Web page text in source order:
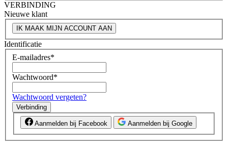
VERBINDING
Nieuwe klant
IK MAAK MIJN ACCOUNT AAN
Identificatie
E-mailadres*
Wachtwoord*
Wachtwoord vergeten?
Verbinding
Aanmelden bij Facebook Aanmelden bij Google